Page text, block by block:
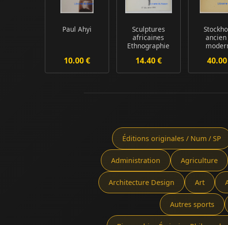
Paul Ahyi
10.00 €
Sculptures
africaines
Ethnographie
Dr. B....
14.40 €
Éditions originales / Num / SP
Administration Agriculture
Architecture Design Art
Autres sports